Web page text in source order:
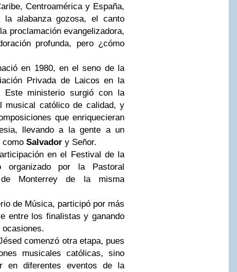
Centroamérica y España,
alabanza gozosa, el canto
proclamación evangelizadora,
profunda, pero ¿cómo
en 1980, en el seno de la
Privada de Laicos en la
Este ministerio surgió con la
musical católico de calidad, y
que enriquecieran
llevando a la gente a un
como Salvador y Señor.
en el Festival de la
organizado por la Pastoral
Monterrey de la misma
de Música, participó por más
entre los finalistas y ganando
comenzó otra etapa, pues
musicales católicas, sino
en diferentes eventos de la